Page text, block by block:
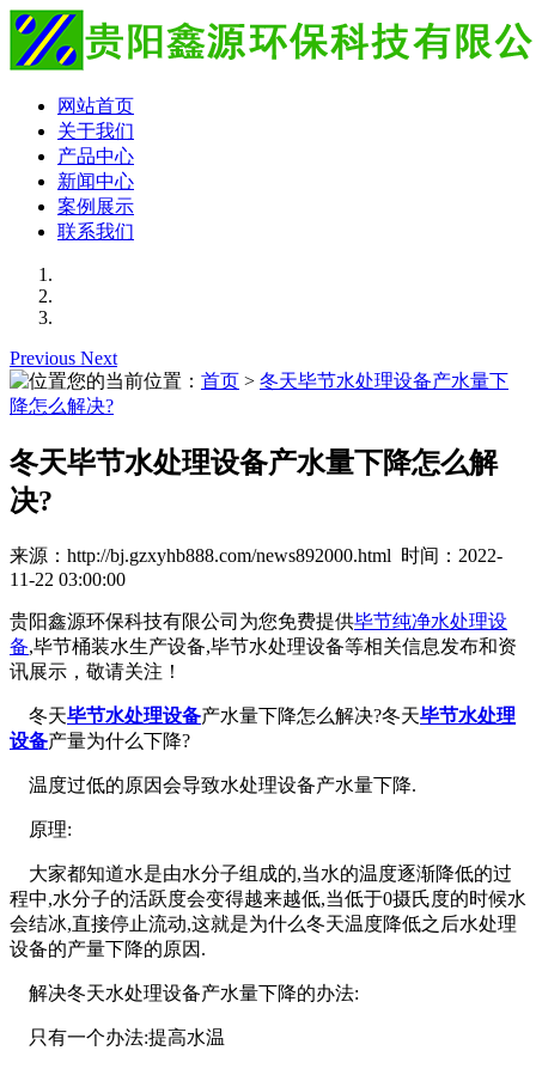
网站首页
关于我们
产品中心
新闻中心
案例展示
联系我们
Previous Next
您的当前位置： 首页 > 冬天毕节水处理设备产水量下
降怎么解决?
冬天毕节水处理设备产水量下降怎么解
决?
来源：http://bj.gzxyhb888.com/news892000.html 时间：2022-
11-22 03:00:00
贵阳鑫源环保科技有限公司为您免费提供毕节纯净水处理设
备,毕节桶装水生产设备,毕节水处理设备等相关信息发布和资
讯展示，敬请关注！
冬天毕节水处理设备产水量下降怎么解决?冬天毕节水处理
设备产量为什么下降?
温度过低的原因会导致水处理设备产水量下降.
原理:
大家都知道水是由水分子组成的,当水的温度逐渐降低的过
程中,水分子的活跃度会变得越来越低,当低于0摄氏度的时候水
会结冰,直接停止流动,这就是为什么冬天温度降低之后水处理
设备的产量下降的原因.
解决冬天水处理设备产水量下降的办法:
只有一个办法:提高水温